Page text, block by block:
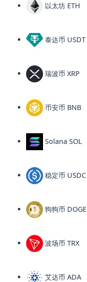
以太坊 ETH
泰达币 USDT
瑞波币 XRP
币安币 BNB
Solana SOL
稳定币 USDC
狗狗币 DOGE
波场币 TRX
艾达币 ADA